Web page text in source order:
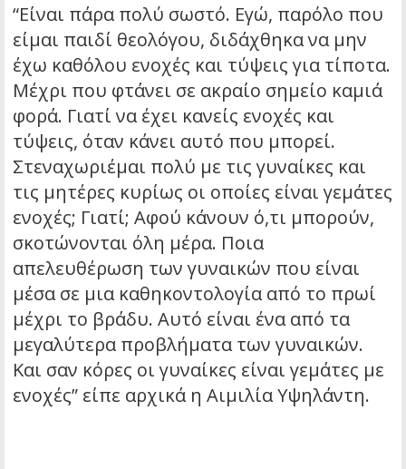
“Είναι πάρα πολύ σωστό. Εγώ, παρόλο που
είμαι παιδί θεολόγου, διδάχθηκα να μην
έχω καθόλου ενοχές και τύψεις για τίποτα.
Μέχρι που φτάνει σε ακραίο σημείο καμιά
φορά. Γιατί να έχει κανείς ενοχές και
τύψεις, όταν κάνει αυτό που μπορεί.
Στεναχωριέμαι πολύ με τις γυναίκες και
τις μητέρες κυρίως οι οποίες είναι γεμάτες
ενοχές; Γιατί; Αφού κάνουν ό,τι μπορούν,
σκοτώνονται όλη μέρα. Ποια
απελευθέρωση των γυναικών που είναι
μέσα σε μια καθηκοντολογία από το πρωί
μέχρι το βράδυ. Αυτό είναι ένα από τα
μεγαλύτερα προβλήματα των γυναικών.
Και σαν κόρες οι γυναίκες είναι γεμάτες με
ενοχές” είπε αρχικά η Αιμιλία Υψηλάντη.